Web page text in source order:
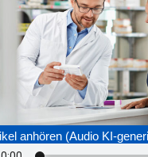
anhören (Audio KI-